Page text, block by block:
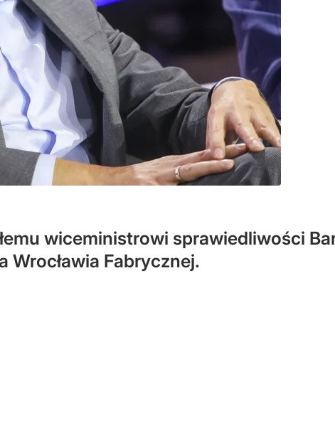
wiceministrowi sprawiedliwości
Wrocławia Fabrycznej.